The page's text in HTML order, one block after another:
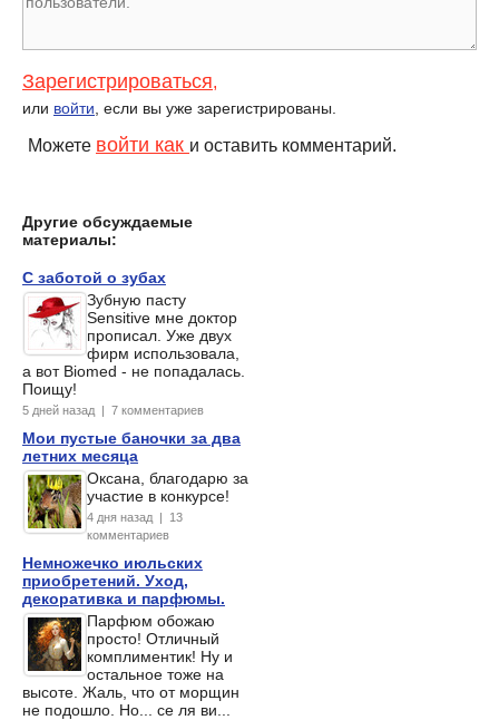
Зарегистрироваться,
или войти , если вы уже зарегистрированы.
Можете войти как и оставить комментарий.
Другие обсуждаемые
материалы:
С заботой о зубах
Зубную пасту
Sensitive мне доктор
прописал. Уже двух
фирм использовала,
а вот Biomed - не попадалась.
Поищу!
5 дней назад | 7 комментариев
Мои пустые баночки за два
летних месяца
Оксана, благодарю за
участие в конкурсе!
4 дня назад | 13
комментариев
Немножечко июльских
приобретений. Уход,
декоративка и парфюмы.
Парфюм обожаю
просто! Отличный
комплиментик! Ну и
остальное тоже на
высоте. Жаль, что от морщин
не подошло. Но... се ля ви...